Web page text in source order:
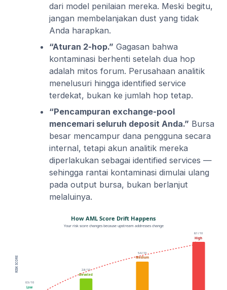
dari model penilaian mereka. Meski begitu,
jangan membelanjakan dust yang tidak
Anda harapkan.
“Aturan 2-hop.” Gagasan bahwa
kontaminasi berhenti setelah dua hop
adalah mitos forum. Perusahaan analitik
menelusuri hingga identified service
terdekat, bukan ke jumlah hop tetap.
“Pencampuran exchange-pool
mencemari seluruh deposit Anda.” Bursa
besar mencampur dana pengguna secara
internal, tetapi akun analitik mereka
diperlakukan sebagai identified services —
sehingga rantai kontaminasi dimulai ulang
pada output bursa, bukan berlanjut
melaluinya.